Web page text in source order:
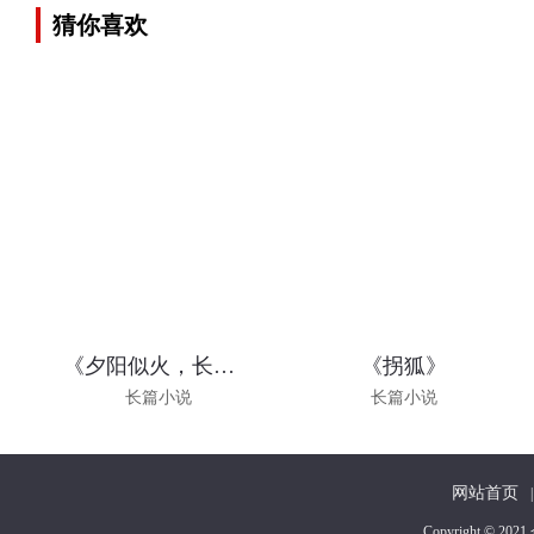
猜你喜欢
《夕阳似火，长安如梦》
长篇小说
《拐狐》
长篇小说
网站首页